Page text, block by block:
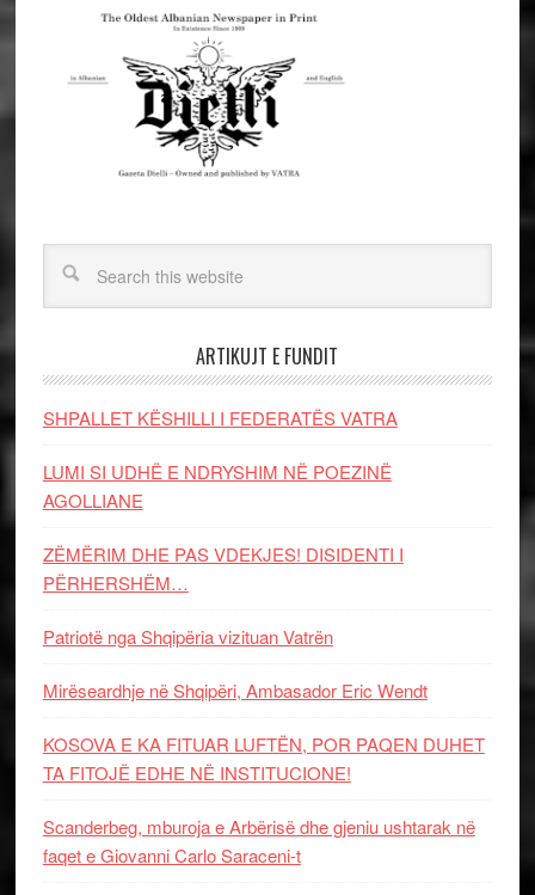
ARTIKUJT E FUNDIT
SHPALLET KËSHILLI I FEDERATËS VATRA
LUMI SI UDHË E NDRYSHIM NË POEZINË
AGOLLIANE
ZËMËRIM DHE PAS VDEKJES! DISIDENTI I
PËRHERSHËM…
Patriotë nga Shqipëria vizituan Vatrën
Mirëseardhje në Shqipëri, Ambasador Eric Wendt
KOSOVA E KA FITUAR LUFTËN, POR PAQEN DUHET
TA FITOJË EDHE NË INSTITUCIONE!
Scanderbeg, mburoja e Arbërisë dhe gjeniu ushtarak në
faqet e Giovanni Carlo Saraceni-t